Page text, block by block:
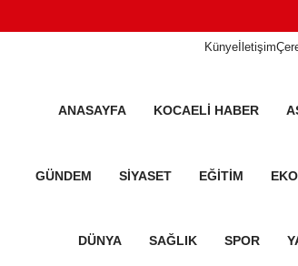
Künyeİletişim
ANASAYFA KOCAELI HABER
GÜNDEM SIYASET EĞITIM
DÜNYA SAĞLIK SPOR